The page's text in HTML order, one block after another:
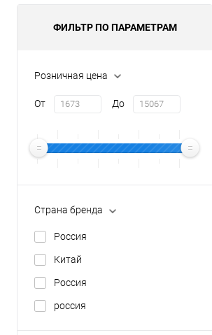
ФИЛЬТР ПО ПАРАМЕТРАМ
Розничная цена
От До
Страна бренда
Россия
Китай
Россия
россия